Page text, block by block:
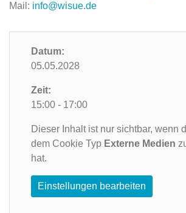
Mail: info@wisue.de
Datum:
05.05.2028
Zeit:
15:00 - 17:00
Dieser Inhalt ist nur sichtbar, wenn
dem Cookie Typ Externe Medien
hat.
Einstellungen bearbeiten